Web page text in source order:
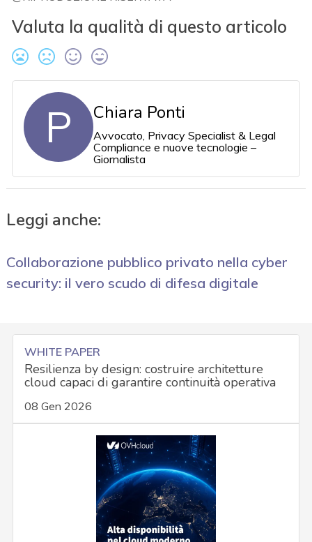
Valuta la qualità di questo articolo
P Chiara Ponti
Avvocato, Privacy Specialist & Legal
Compliance e nuove tecnologie –
Giornalista
Leggi anche:
Collaborazione pubblico privato nella cyber
security: il vero scudo di difesa digitale
WHITE PAPER
Resilienza by design: costruire architetture
cloud capaci di garantire continuità operativa
08 Gen 2026